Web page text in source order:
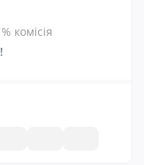
комісія